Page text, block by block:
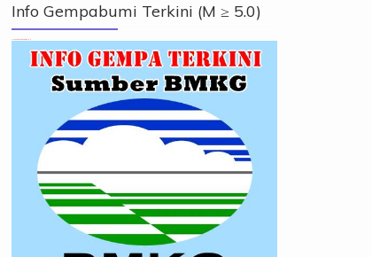
Info Gempabumi Terkini (M ≥ 5.0)